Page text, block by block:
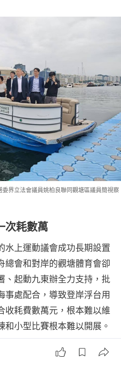
界立法會議員姚柏良聯同觀塘區議員簡視察
次耗數萬
水上運動議會成功長期設置
總會和對岸的觀塘體育會卻
、起動九東辦全力支持，批
事處配合，導致登岸浮台用
收耗費數萬元，根本難以維
和小型比賽根本難以開展。